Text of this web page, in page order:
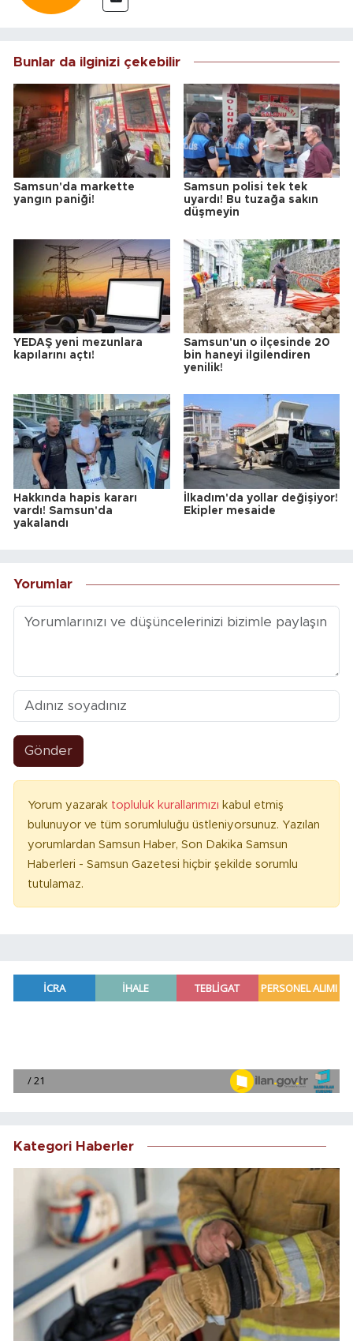
Bunlar da ilginizi çekebilir
Samsun'da markette
yangın paniği!
Samsun polisi tek tek
uyardı! Bu tuzağa sakın
düşmeyin
YEDAŞ yeni mezunlara
kapılarını açtı!
Samsun'un o ilçesinde 20
bin haneyi ilgilendiren
yenilik!
Hakkında hapis kararı
vardı! Samsun'da
yakalandı
İlkadım'da yollar değişiyor!
Ekipler mesaide
Yorumlar
Gönder
Yorum yazarak topluluk kurallarımızı kabul etmiş
bulunuyor ve tüm sorumluluğu üstleniyorsunuz. Yazılan
yorumlardan Samsun Haber, Son Dakika Samsun
Haberleri - Samsun Gazetesi hiçbir şekilde sorumlu
tutulamaz.
Kategori Haberler